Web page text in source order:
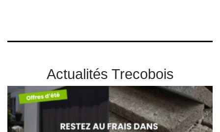
Actualités Trecobois